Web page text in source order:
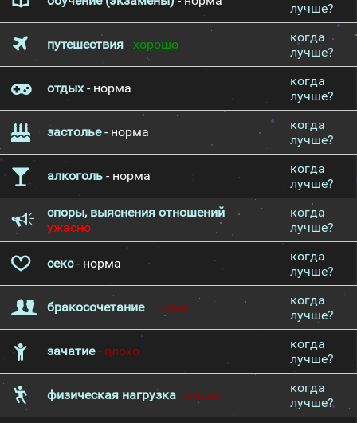
лучше?
путешествия - хорошо
когда
лучше?
отдых- норма
когда
лучше?
застолье- норма
когда
лучше?
алкоголь - норма
когда
лучше?
споры, выяснения отношений -
ужасно
когда
лучше?
секс- норма
когда
лучше?
бракосочетание- плохо
когда
лучше?
зачатие- плохо
когда
лучше?
физическая нагрузка - плохо
когда
лучше?